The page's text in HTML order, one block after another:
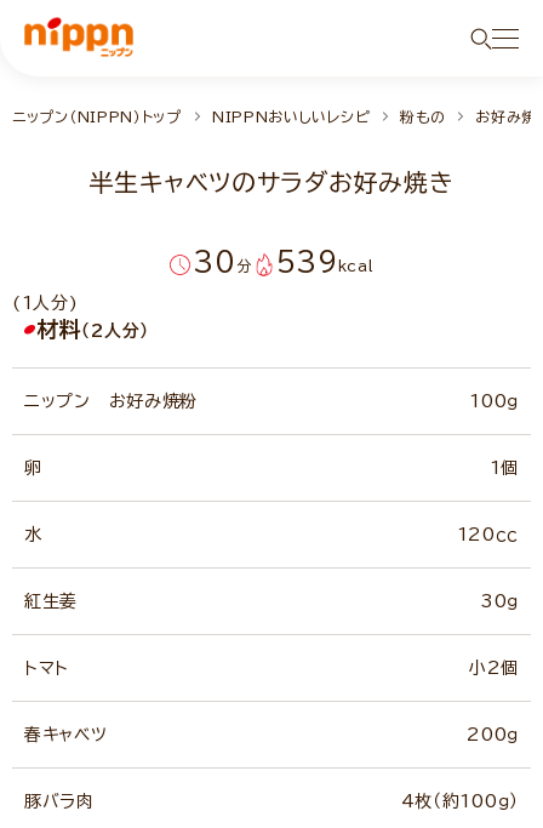
ニップン（NIPPN）トップ NIPPNおいしいレシピ 粉もの お好み焼
半生キャベツのサラダお好み焼き
30 分 539 kcal
(1人分)
材料（2人分）
ニップン お好み焼粉 100ｇ
卵 1個
水 120ｃｃ
紅生姜 30ｇ
トマト 小2個
春キャベツ 200ｇ
豚バラ肉 4枚（約100ｇ）